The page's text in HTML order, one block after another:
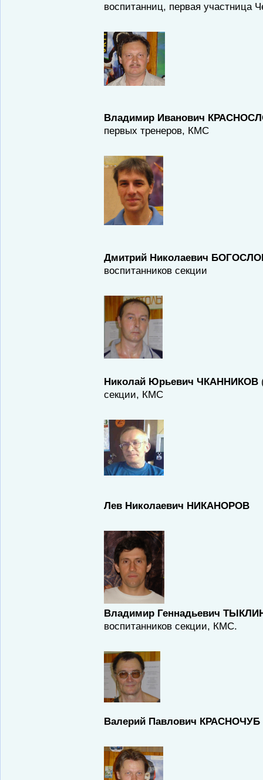
воспитанниц, первая участница
Владимир Иванович
первых тренеров, КМС
Дмитрий Николаевич
воспитанников секции
Николай Юрьевич ЧКАННИКОВ
секции, КМС
Лев Николаевич НИКАНОРОВ
Владимир Геннадьевич
воспитанников секции, КМС.
Валерий Павлович КРАСНОЧУБ